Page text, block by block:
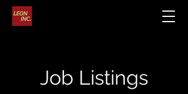
Job Listings